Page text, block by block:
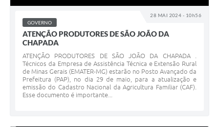
28 MAI 2024 - 10h56
GOVERNO
ATENÇÃO PRODUTORES DE SÃO JOÃO DA
CHAPADA
ATENÇÃO PRODUTORES DE SÃO JOÃO DA CHAPADA .
Técnicos da Empresa de Assistência Técnica e Extensão Rural
de Minas Gerais (EMATER-MG) estarão no Posto Avançado da
Prefeitura (PAP), no dia 29 de maio, para a atualização e
emissão do Cadastro Nacional da Agricultura Familiar (CAF).
Esse documento é importante...